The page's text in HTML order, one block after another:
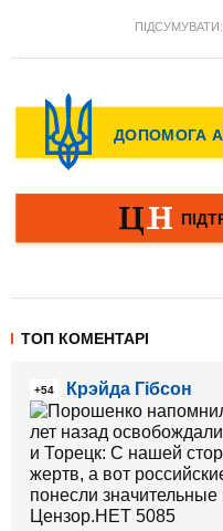
ПІДСУМУВАТИ:
ТОП КОМЕНТАРІ
+54 Крэйда Гібсон